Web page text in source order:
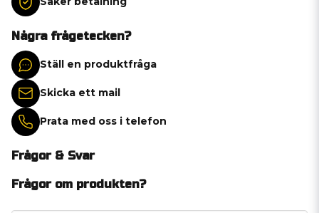
Några frågetecken?
Ställ en produktfråga
Skicka ett mail
Prata med oss i telefon
Frågor & Svar
Frågor om produkten?